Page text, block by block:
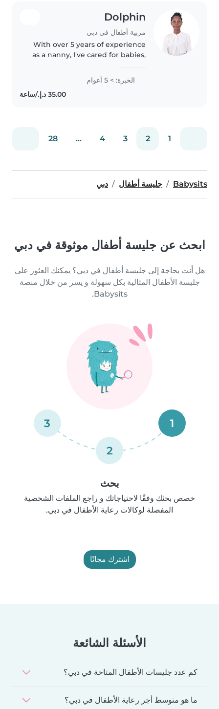
Dolphin
مربية أطفال في دبي
With over 5 years of experience
as a nanny, I've cared for babies,
parent myself, I understand the
importance of a safe and
nurturing environment. I'm..
الخبرة: > 5 أعوام
1
2
3
4
...
28
Babysits جليسة أطفال دبي
ابحث عن جليسة أطفال موثوقة في دبي
هل أنت بحاجة إلى جليسة أطفال في دبي؟ يمكنك العثور على
جليسة الأطفال المثالية بكل سهولة و يسر من خلال منصة
Babysits.
1
2
3
بحث
خصص بحثك وفقًا لاحتياجاتك و راجع الملفات الشخصية
المفصلة لوكالات رعاية الأطفال في دبي.
اشترك مجانًا
الأسئلة الشائعة
كم عدد جليسات الأطفال المتاحة في دبي؟
ما هو متوسط أجر رعاية الأطفال في دبي؟